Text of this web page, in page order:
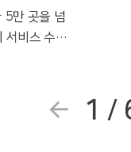
5만 곳을 넘
서비스 수수
1 /